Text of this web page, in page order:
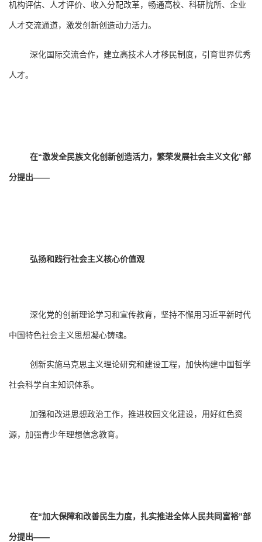
机构评估、人才评价、收入分配改革，畅通高校、科研院所、企业
人才交流通道，激发创新创造动力活力。
深化国际交流合作，建立高技术人才移民制度，引育世界优秀
人才。
在“激发全民族文化创新创造活力，繁荣发展社会主义文化”部
分提出——
弘扬和践行社会主义核心价值观
深化党的创新理论学习和宣传教育，坚持不懈用习近平新时代
中国特色社会主义思想凝心铸魂。
创新实施马克思主义理论研究和建设工程，加快构建中国哲学
社会科学自主知识体系。
加强和改进思想政治工作，推进校园文化建设，用好红色资
源，加强青少年理想信念教育。
在“加大保障和改善民生力度，扎实推进全体人民共同富裕”部
分提出——